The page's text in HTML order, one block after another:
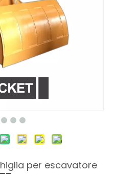
per escavatore